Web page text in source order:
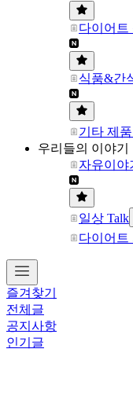
다이어트
식품&간
기타 제
우리들의 이야기
자유이야
일상 Talk
다이어트
즐겨찾기
전체글
공지사항
인기글